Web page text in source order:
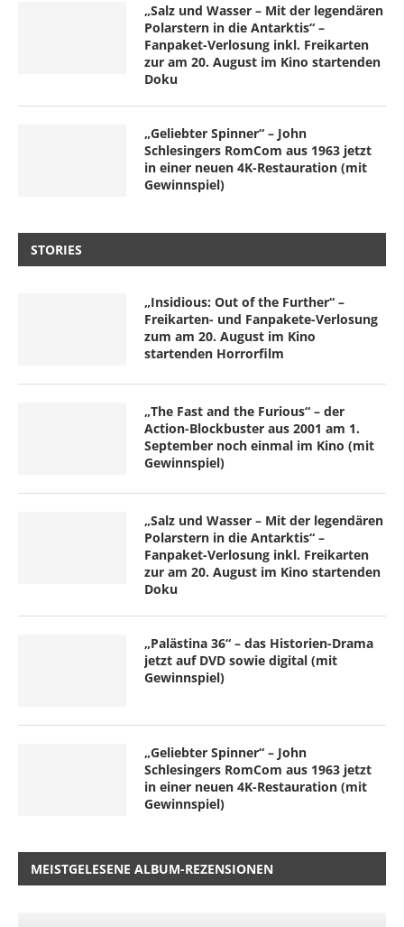
„Salz und Wasser – Mit der legendären
Polarstern in die Antarktis“ –
Fanpaket-Verlosung inkl. Freikarten
zur am 20. August im Kino startenden
Doku
„Geliebter Spinner“ – John
Schlesingers RomCom aus 1963 jetzt
in einer neuen 4K-Restauration (mit
Gewinnspiel)
STORIES
„Insidious: Out of the Further“ –
Freikarten- und Fanpakete-Verlosung
zum am 20. August im Kino
startenden Horrorfilm
„The Fast and the Furious“ – der
Action-Blockbuster aus 2001 am 1.
September noch einmal im Kino (mit
Gewinnspiel)
„Salz und Wasser – Mit der legendären
Polarstern in die Antarktis“ –
Fanpaket-Verlosung inkl. Freikarten
zur am 20. August im Kino startenden
Doku
„Palästina 36“ – das Historien-Drama
jetzt auf DVD sowie digital (mit
Gewinnspiel)
„Geliebter Spinner“ – John
Schlesingers RomCom aus 1963 jetzt
in einer neuen 4K-Restauration (mit
Gewinnspiel)
MEISTGELESENE ALBUM-REZENSIONEN